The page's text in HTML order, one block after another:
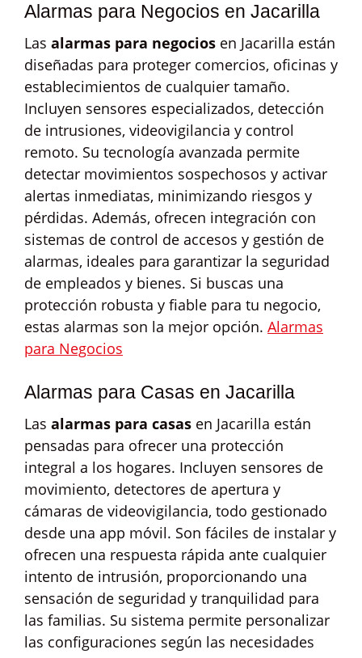
Alarmas para Negocios en Jacarilla
Las alarmas para negocios en Jacarilla están
diseñadas para proteger comercios, oficinas y
establecimientos de cualquier tamaño.
Incluyen sensores especializados, detección
de intrusiones, videovigilancia y control
remoto. Su tecnología avanzada permite
detectar movimientos sospechosos y activar
alertas inmediatas, minimizando riesgos y
pérdidas. Además, ofrecen integración con
sistemas de control de accesos y gestión de
alarmas, ideales para garantizar la seguridad
de empleados y bienes. Si buscas una
protección robusta y fiable para tu negocio,
estas alarmas son la mejor opción. Alarmas
para Negocios
Alarmas para Casas en Jacarilla
Las alarmas para casas en Jacarilla están
pensadas para ofrecer una protección
integral a los hogares. Incluyen sensores de
movimiento, detectores de apertura y
cámaras de videovigilancia, todo gestionado
desde una app móvil. Son fáciles de instalar y
ofrecen una respuesta rápida ante cualquier
intento de intrusión, proporcionando una
sensación de seguridad y tranquilidad para
las familias. Su sistema permite personalizar
las configuraciones según las necesidades